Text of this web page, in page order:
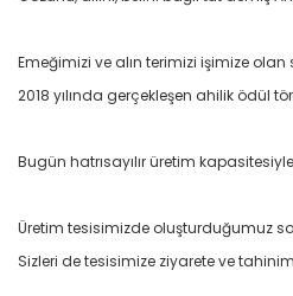
Emeğimizi ve alın terimizi işimize olan
2018 yılında gerçekleşen ahilik ödül
Bugün hatrısayılır üretim kapasitesiyle
Üretim tesisimizde oluşturduğumuz
Sizleri de tesisimize ziyarete ve